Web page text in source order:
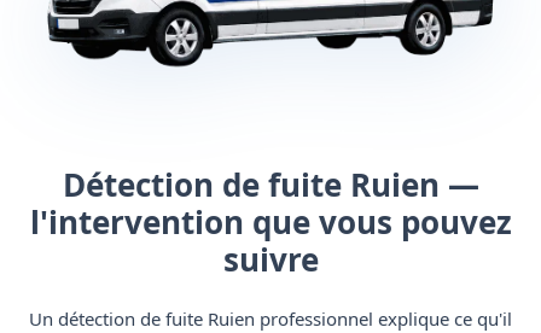
Détection de fuite Ruien —
l'intervention que vous pouvez
suivre
Un détection de fuite Ruien professionnel explique ce qu'il